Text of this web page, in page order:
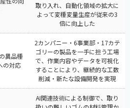
取り入れ、自動化領域の拡大に
よって変種変量生産が従来の3
倍に向上した
異品種
の対応
2カンパニー・6事業部・17カテ
ゴリーの製品を一手に担う工場
で、作業内容やデータを可視化
することにより、継続的な工数
削減・新たな設備開発を実現
AI関連技術による制御で、取り